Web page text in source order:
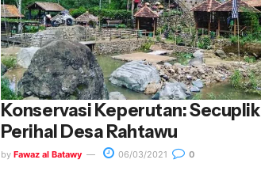
Konservasi Keperutan: Secuplik
Perihal Desa Rahtawu
by Fawaz al Batawy 06/03/2021 0